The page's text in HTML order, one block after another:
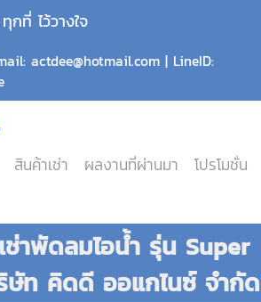
ที่ ไว้วางใจ
actdee@hotmail.com | LineID:
สินค้าเช่า ผลงานที่ผ่านมา
โปรโมชั่น
าพัดลมไอน้ำ รุ่น Super
ษัท คิดดี ออแกไนซ์ จำกัด